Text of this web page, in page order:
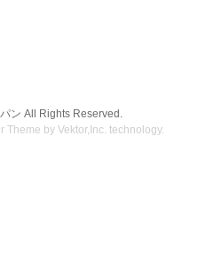
ン All Rights Reserved.
Theme byVektor,Inc. technology.